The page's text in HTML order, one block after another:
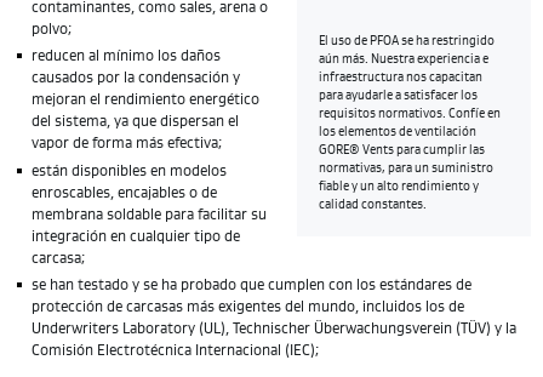
El uso de PFOA se ha restringido
aún más. Nuestra experiencia e
infraestructura nos capacitan
para ayudarle a satisfacer los
requisitos normativos. Confíe en
los elementos de ventilación
GORE® Vents para cumplir las
normativas, para un suministro
fiable y un alto rendimiento y
calidad constantes.
contaminantes, como sales, arena o
polvo;
reducen al mínimo los daños
causados por la condensación y
mejoran el rendimiento energético
del sistema, ya que dispersan el
vapor de forma más efectiva;
están disponibles en modelos
enroscables, encajables o de
membrana soldable para facilitar su
integración en cualquier tipo de
carcasa;
se han testado y se ha probado que cumplen con los estándares de
protección de carcasas más exigentes del mundo, incluidos los de
Underwriters Laboratory (UL), Technischer Überwachungsverein (TÜV) y la
Comisión Electrotécnica Internacional (IEC);